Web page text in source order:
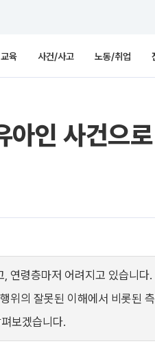
교육 사건/사고 노동/취업
인 사건으
연령층마저 어려지고 있습니
위의 잘못된 이해에서 비롯된
보겠습니다.